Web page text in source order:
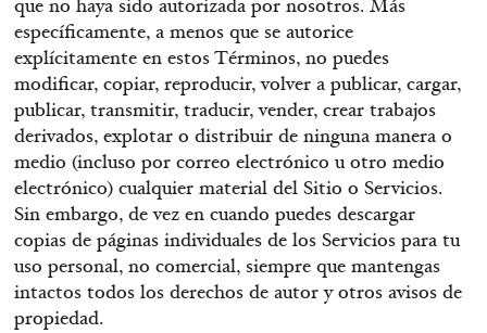
que no haya sido autorizada por nosotros. Más
específicamente, a menos que se autorice
explícitamente en estos Términos, no puedes
modificar, copiar, reproducir, volver a publicar, cargar,
publicar, transmitir, traducir, vender, crear trabajos
derivados, explotar o distribuir de ninguna manera o
medio (incluso por correo electrónico u otro medio
electrónico) cualquier material del Sitio o Servicios.
Sin embargo, de vez en cuando puedes descargar
copias de páginas individuales de los Servicios para tu
uso personal, no comercial, siempre que mantengas
intactos todos los derechos de autor y otros avisos de
propiedad.